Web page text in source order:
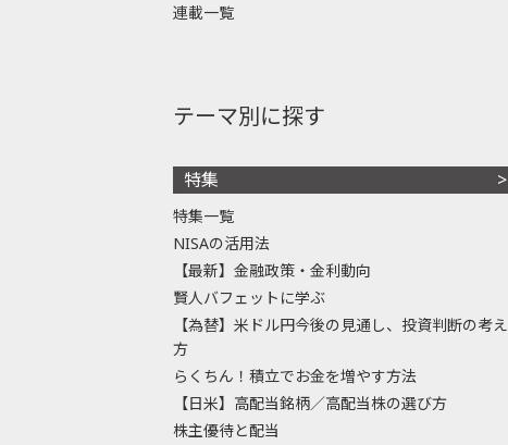
連載一覧
テーマ別に探す
特集
特集一覧
NISAの活用法
【最新】金融政策・金利動向
賢人バフェットに学ぶ
【為替】米ドル円今後の見通し、投資判断の考え
方
らくちん！積立でお金を増やす方法
【日米】高配当銘柄／高配当株の選び方
株主優待と配当